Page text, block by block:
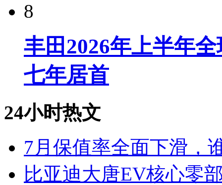
8
丰田2026年上半年
七年居首
24小时热文
7月保值率全面下滑，
比亚迪大唐EV核心零